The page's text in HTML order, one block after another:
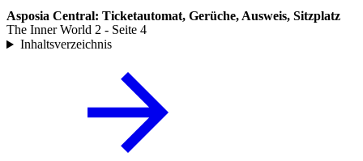
Asposia Central: Ticketautomat, Gerüche, Ausweis, Sitzplatz
The Inner World 2 - Seite 4
Inhaltsverzeichnis